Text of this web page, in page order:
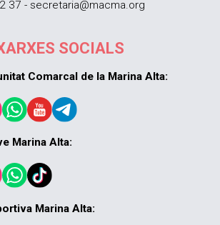
37 - secretaria@macma.org
SOCIALS
Comarcal de la Marina Alta:
Marina Alta:
Marina Alta: